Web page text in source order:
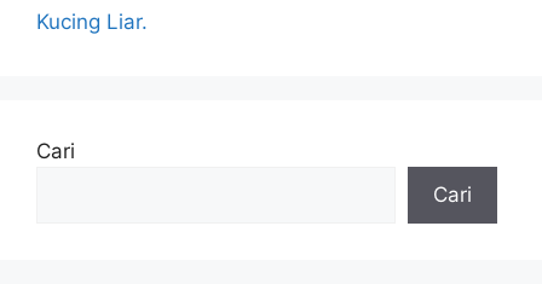
Kucing Liar.
Cari
Cari